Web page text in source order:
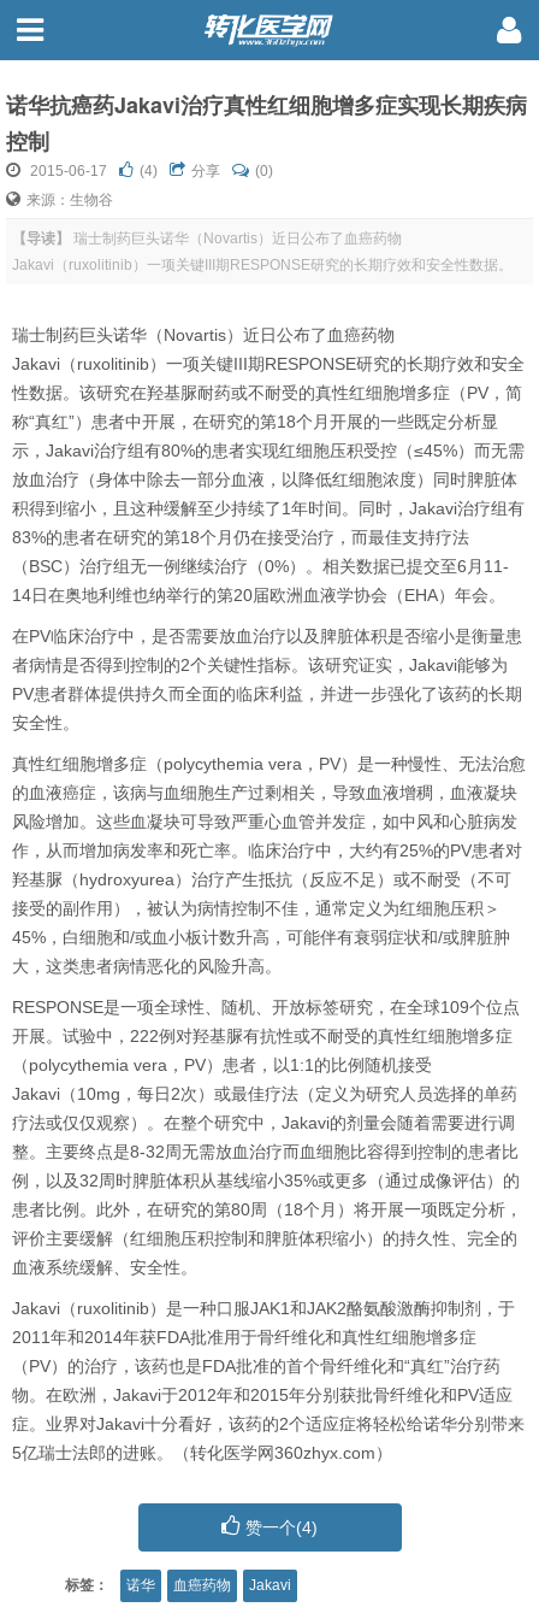
诺华抗癌药Jakavi治疗真性红细胞增多症实现长期疾病
控制
2015-06-17 (4) 分享
(0)
来源：生物谷
【导读】
瑞士制药巨头诺华（Novartis）近日公布了血癌药物
Jakavi（ruxolitinib）一项关键III期RESPONSE研究的长期疗效和安全性数据。
瑞士制药巨头诺华（Novartis）近日公布了血癌药物
Jakavi（ruxolitinib）一项关键III期RESPONSE研究的长期疗效和安全
性数据。该研究在羟基脲耐药或不耐受的真性红细胞增多症（PV，简
称“真红”）患者中开展，在研究的第18个月开展的一些既定分析显
示，Jakavi治疗组有80%的患者实现红细胞压积受控（≤45%）而无需
放血治疗（身体中除去一部分血液，以降低红细胞浓度）同时脾脏体
积得到缩小，且这种缓解至少持续了1年时间。同时，Jakavi治疗组有
83%的患者在研究的第18个月仍在接受治疗，而最佳支持疗法
（BSC）治疗组无一例继续治疗（0%）。相关数据已提交至6月11-
14日在奥地利维也纳举行的第20届欧洲血液学协会（EHA）年会。
在PV临床治疗中，是否需要放血治疗以及脾脏体积是否缩小是衡量患
者病情是否得到控制的2个关键性指标。该研究证实，Jakavi能够为
PV患者群体提供持久而全面的临床利益，并进一步强化了该药的长期
安全性。
真性红细胞增多症（polycythemia vera，PV）是一种慢性、无法治愈
的血液癌症，该病与血细胞生产过剩相关，导致血液增稠，血液凝块
风险增加。这些血凝块可导致严重心血管并发症，如中风和心脏病发
作，从而增加病发率和死亡率。临床治疗中，大约有25%的PV患者对
羟基脲（hydroxyurea）治疗产生抵抗（反应不足）或不耐受（不可
接受的副作用），被认为病情控制不佳，通常定义为红细胞压积＞
45%，白细胞和/或血小板计数升高，可能伴有衰弱症状和/或脾脏肿
大，这类患者病情恶化的风险升高。
RESPONSE是一项全球性、随机、开放标签研究，在全球109个位点
开展。试验中，222例对羟基脲有抗性或不耐受的真性红细胞增多症
（polycythemia vera，PV）患者，以1:1的比例随机接受
Jakavi（10mg，每日2次）或最佳疗法（定义为研究人员选择的单药
疗法或仅仅观察）。在整个研究中，Jakavi的剂量会随着需要进行调
整。主要终点是8-32周无需放血治疗而血细胞比容得到控制的患者比
例，以及32周时脾脏体积从基线缩小35%或更多（通过成像评估）的
患者比例。此外，在研究的第80周（18个月）将开展一项既定分析，
评价主要缓解（红细胞压积控制和脾脏体积缩小）的持久性、完全的
血液系统缓解、安全性。
Jakavi（ruxolitinib）是一种口服JAK1和JAK2酪氨酸激酶抑制剂，于
2011年和2014年获FDA批准用于骨纤维化和真性红细胞增多症
（PV）的治疗，该药也是FDA批准的首个骨纤维化和“真红”治疗药
物。在欧洲，Jakavi于2012年和2015年分别获批骨纤维化和PV适应
症。业界对Jakavi十分看好，该药的2个适应症将轻松给诺华分别带来
5亿瑞士法郎的进账。（转化医学网360zhyx.com）
赞一个(4)
标签： 诺华 血癌药物 Jakavi